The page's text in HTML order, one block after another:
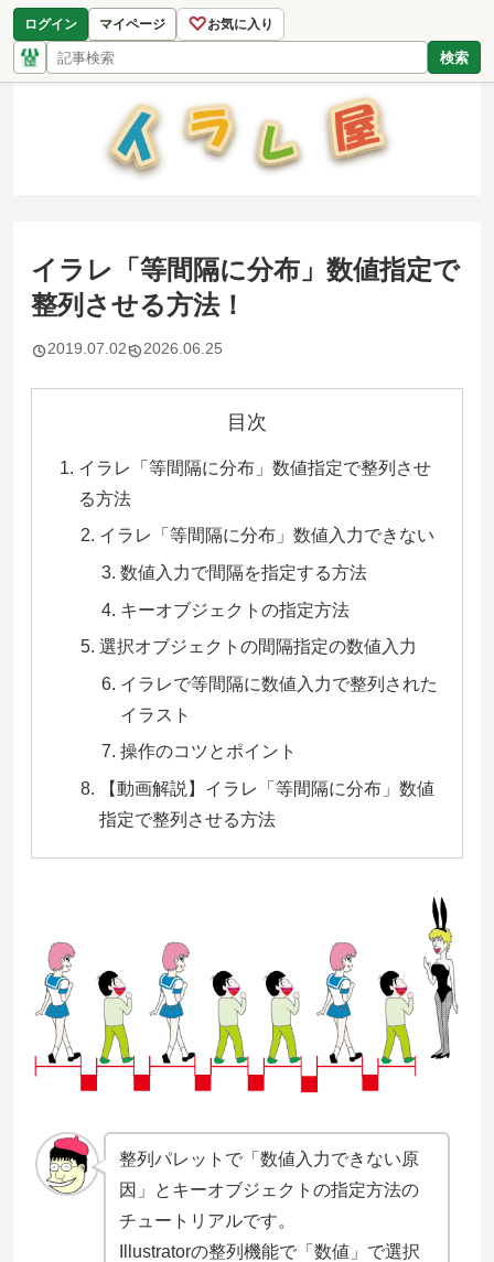
ログイン マイページ ♡お気に入り
検索
イラレ「等間隔に分布」数値指定で
整列させる方法！
2019.07.02 2026.06.25
目次
イラレ「等間隔に分布」数値指定で整列させ
る方法
イラレ「等間隔に分布」数値入力できない
数値入力で間隔を指定する方法
キーオブジェクトの指定方法
選択オブジェクトの間隔指定の数値入力
イラレで等間隔に数値入力で整列された
イラスト
操作のコツとポイント
【動画解説】イラレ「等間隔に分布」数値
指定で整列させる方法
整列パレットで「数値入力できない原
因」とキーオブジェクトの指定方法の
チュートリアルです。
Illustratorの整列機能で「数値」で選択